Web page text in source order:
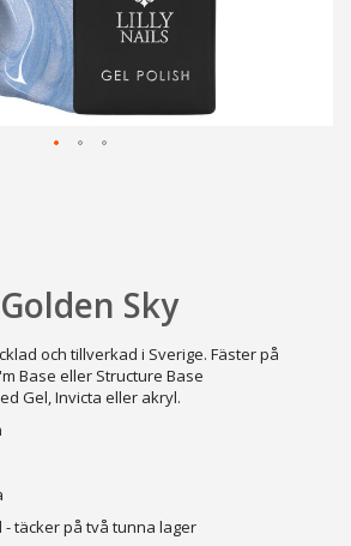
Sky
och tillverkad i Sverige. Fäster på
Base eller Structure Base
Gel, Invicta eller akryl.
täcker på två tunna lager